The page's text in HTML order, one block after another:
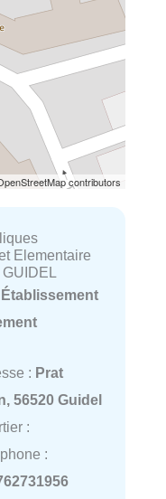
contributors
Elementaire
Établissement
: Prat
56520 Guidel
:
: